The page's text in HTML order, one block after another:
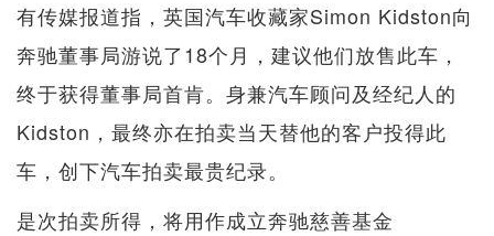
有传媒报道指，英国汽车收藏家Simon Kidston向
奔驰董事局游说了18个月，建议他们放售此车，
终于获得董事局首肯。身兼汽车顾问及经纪人的
Kidston，最终亦在拍卖当天替他的客户投得此
车，创下汽车拍卖最贵纪录。
是次拍卖所得，将用作成立奔驰慈善基金